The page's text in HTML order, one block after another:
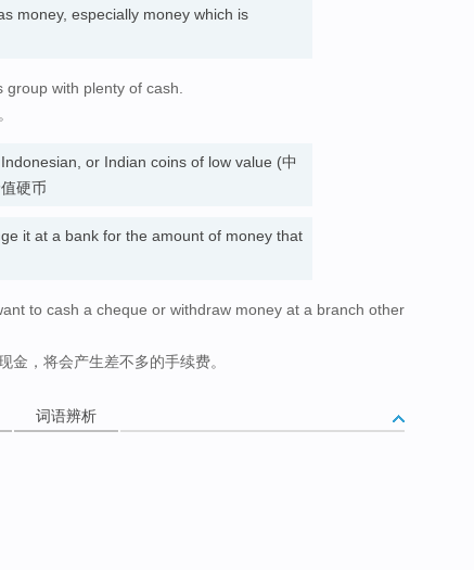
money, especially money which is
group with plenty of cash.
or Indian coins of low value (中
硬币
it at a bank for the amount of money that
to cash a cheque or withdraw money at a branch other
金，将会产生差不多的手续费。
词语辨析